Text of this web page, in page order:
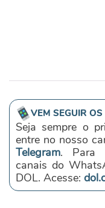
VEM SEGUIR
Seja sempre o
entre no nosso
Telegram. Para
canais do
DOL. Acesse: